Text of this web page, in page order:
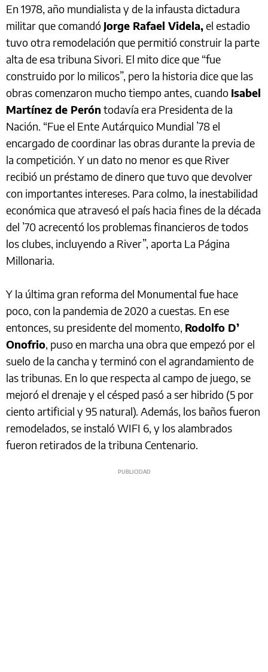
En 1978, año mundialista y de la infausta dictadura
militar que comandó Jorge Rafael Videla,el estadio
tuvo otra remodelación que permitió construir la parte
alta de esa tribuna Sivori. El mito dice que “fue
construido por lo milicos”, pero la historia dice que las
obras comenzaron mucho tiempo antes, cuando Isabel
Martínez de Perón todavía era Presidenta de la
Nación. “Fue el Ente Autárquico Mundial ’78 el
encargado de coordinar las obras durante la previa de
la competición. Y un dato no menor es que River
recibió un préstamo de dinero que tuvo que devolver
con importantes intereses. Para colmo, la inestabilidad
económica que atravesó el país hacia fines de la década
del ’70 acrecentó los problemas financieros de todos
los clubes, incluyendo a River”, aporta La Página
Millonaria.
Y la última gran reforma del Monumental fue hace
poco, con la pandemia de 2020 a cuestas. En ese
entonces, su presidente del momento, Rodolfo D’
Onofrio, puso en marcha una obra que empezó por el
suelo de la cancha y terminó con el agrandamiento de
las tribunas. En lo que respecta al campo de juego, se
mejoró el drenaje y el césped pasó a ser hibrido (5 por
ciento artificial y 95 natural). Además, los baños fueron
remodelados, se instaló WIFI 6, y los alambrados
fueron retirados de la tribuna Centenario.